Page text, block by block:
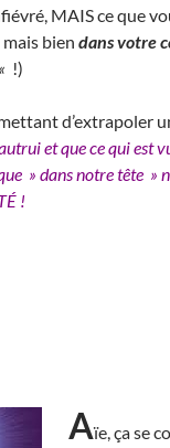
MAIS ce que
mais bien dans votre
!)
d’extrapoler
et que ce qui est
» dans notre tête »
!
Aïe, ça se